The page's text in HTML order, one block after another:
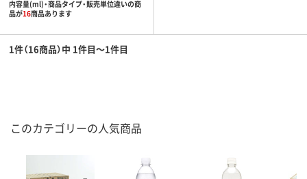
内容量(ml)・商品タイプ・販売単位違いの商
品が16商品あります
1件（16商品）中 1件目～1件目
このカテゴリーの人気商品